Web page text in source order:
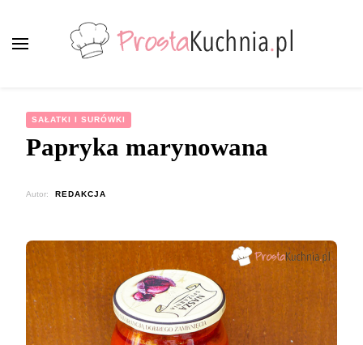
SAŁATKI I SURÓWKI
Papryka marynowana
Autor: REDAKCJA